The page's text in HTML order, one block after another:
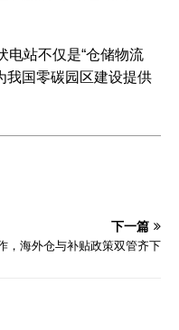
电站不仅是“仓储物流
我国零碳园区建设提供
下一篇
，海外仓与补贴政策双管齐下